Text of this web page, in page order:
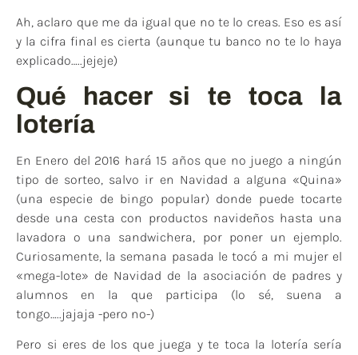
Ah, aclaro que me da igual que no te lo creas. Eso es así
y la cifra final es cierta (aunque tu banco no te lo haya
explicado…..jejeje)
Qué hacer si te toca la
lotería
En Enero del 2016 hará 15 años que no juego a ningún
tipo de sorteo, salvo ir en Navidad a alguna «Quina»
(una especie de bingo popular) donde puede tocarte
desde una cesta con productos navideños hasta una
lavadora o una sandwichera, por poner un ejemplo.
Curiosamente, la semana pasada le tocó a mi mujer el
«mega-lote» de Navidad de la asociación de padres y
alumnos en la que participa (lo sé, suena a
tongo…..jajaja -pero no-)
Pero si eres de los que juega y te toca la lotería sería